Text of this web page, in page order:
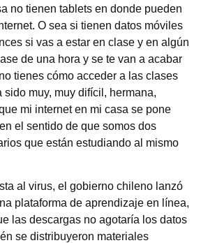
no tienen tablets en donde pueden
O sea si tienen datos móviles
si vas a estar en clase y en algún
de una hora y se te van a acabar
tienes cómo acceder a las clases
muy, muy difícil, hermana,
mi internet en mi casa se pone
el sentido de que somos dos
que están estudiando al mismo
al virus, el gobierno chileno lanzó
plataforma de aprendizaje en línea,
las descargas no agotaría los datos
se distribuyeron materiales